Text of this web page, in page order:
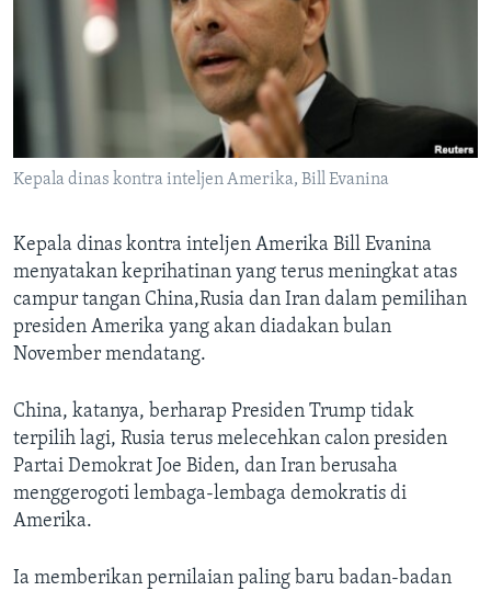
Bahasa-bahasa
Kepala dinas kontra inteljen Amerika, Bill Evanina
Kepala dinas kontra inteljen Amerika Bill Evanina
menyatakan keprihatinan yang terus meningkat atas
campur tangan China,Rusia dan Iran dalam pemilihan
presiden Amerika yang akan diadakan bulan
November mendatang.
China, katanya, berharap Presiden Trump tidak
terpilih lagi, Rusia terus melecehkan calon presiden
Partai Demokrat Joe Biden, dan Iran berusaha
menggerogoti lembaga-lembaga demokratis di
Amerika.
Ia memberikan pernilaian paling baru badan-badan